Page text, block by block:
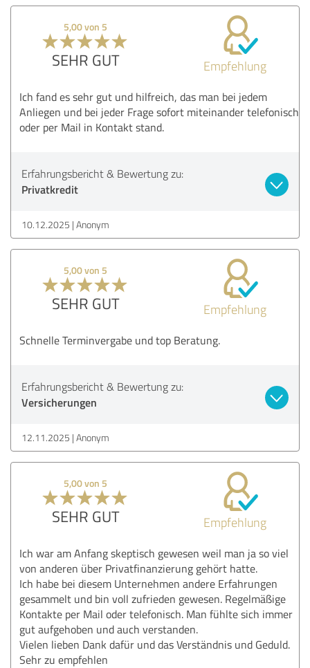
5,00 von 5
SEHR GUT Empfehlung
Ich fand es sehr gut und hilfreich, das man bei jedem
Anliegen und bei jeder Frage sofort miteinander telefonisch
oder per Mail in Kontakt stand.
Erfahrungsbericht & Bewertung zu:
Privatkredit
10.12.2025 Anonym
5,00 von 5
SEHR GUT Empfehlung
Schnelle Terminvergabe und top Beratung.
Erfahrungsbericht & Bewertung zu:
Versicherungen
12.11.2025 Anonym
5,00 von 5
SEHR GUT Empfehlung
Ich war am Anfang skeptisch gewesen weil man ja so viel
von anderen über Privatfinanzierung gehört hatte.
Ich habe bei diesem Unternehmen andere Erfahrungen
gesammelt und bin voll zufrieden gewesen. Regelmäßige
Kontakte per Mail oder telefonisch. Man fühlte sich immer
gut aufgehoben und auch verstanden.
Vielen lieben Dank dafür und das Verständnis und Geduld.
Sehr zu empfehlen